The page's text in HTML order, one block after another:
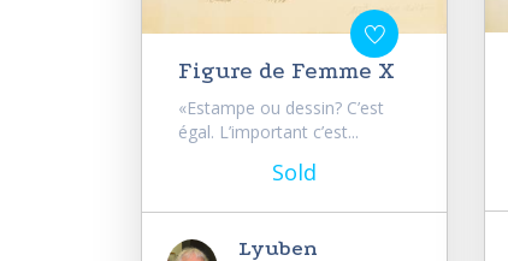
Figure de Femme X
«Estampe ou dessin? C’est
égal. L’important c’est...
Sold
Lyuben